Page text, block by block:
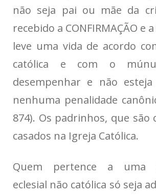
não seja pai ou mãe da
recebido a CONFIRMAÇÃO e a
leve uma vida de acordo
católica e com o
desempenhar e não
nenhuma penalidade
874). Os padrinhos, que são
casados na Igreja Católica.
Quem pertence a uma
eclesial não católica só seja